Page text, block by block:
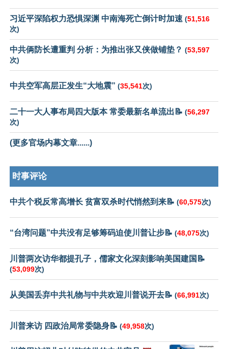
习近平深陷权力恐惧深渊 中南海死亡倒计时加速 (51,516
次)
中共俩防长遭重判 分析：为推出张又侠做铺垫？ (53,597
次)
中共空军高层正发生“大地震” (35,541次)
二十一大人事布局四大版本 常委最新名单流出📝 (56,297
次)
(更多官场内幕文章......)
时事评论
中共个税反常高增长 贫富双杀时代悄然到来📝 (60,575次)
“台湾问题”中共没有足够筹码迫使川普让步📝 (48,075次)
川普两次访华都提孔子，儒家文化深刻影响美国建国📝
(53,099次)
从美国丢弃中共礼物与中共欢迎川普说开去📝 (66,991次)
川普来访 四政治局常委隐身📝 (49,958次)